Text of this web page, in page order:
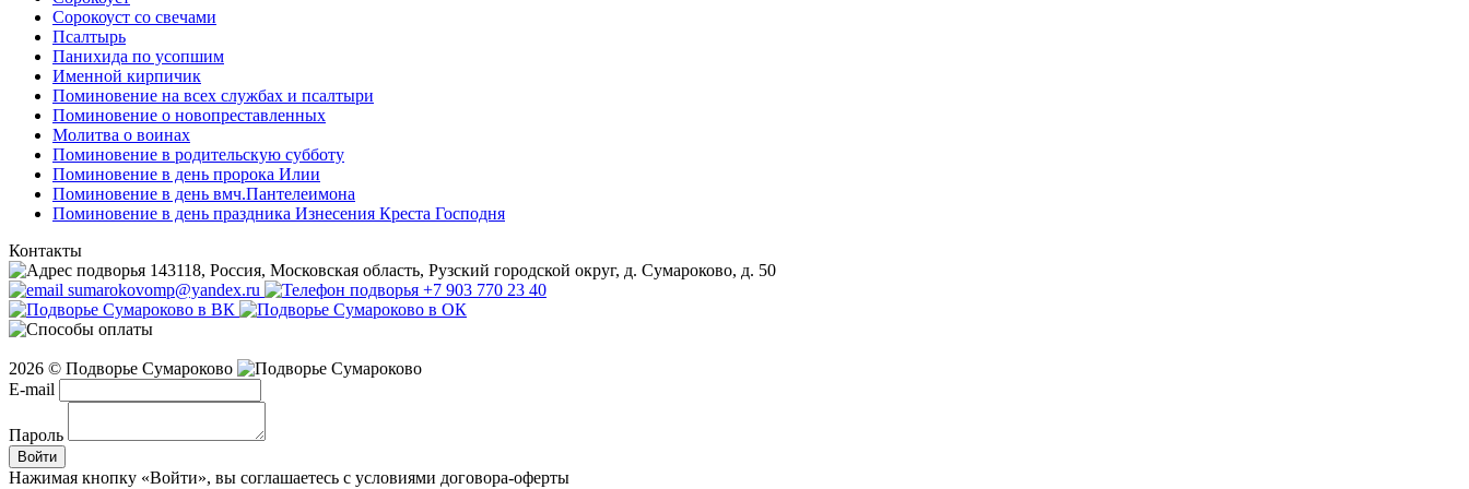
Сорокоуст со свечами
Псалтырь
Панихида по усопшим
Именной кирпичик
Поминовение на всех службах и псалтыри
Поминовение о новопреставленных
Молитва о воинах
Поминовение в родительскую субботу
Поминовение в день пророка Илии
Поминовение в день вмч.Пантелеимона
Поминовение в день праздника Изнесения Креста Господня
Контакты
143118, Россия, Московская область, Рузский городской округ, д. Сумароково, д. 50
sumarokovomp@yandex.ru
+7 903 770 23 40
2026 © Подворье Сумароково
E-mail
Пароль
Войти
Нажимая кнопку «Войти», вы соглашаетесь с условиями договора-оферты